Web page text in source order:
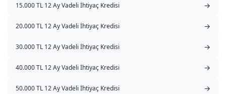
15.000 TL 12 Ay Vadeli İhtiyaç Kredisi →
20.000 TL 12 Ay Vadeli İhtiyaç Kredisi →
30.000 TL 12 Ay Vadeli İhtiyaç Kredisi →
40.000 TL 12 Ay Vadeli İhtiyaç Kredisi →
50.000 TL 12 Ay Vadeli İhtiyaç Kredisi →